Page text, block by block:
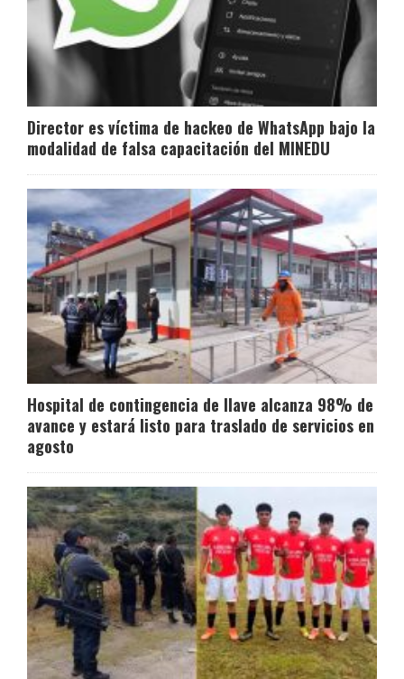
Director es víctima de hackeo de WhatsApp bajo la
modalidad de falsa capacitación del MINEDU
Hospital de contingencia de Ilave alcanza 98% de
avance y estará listo para traslado de servicios en
agosto